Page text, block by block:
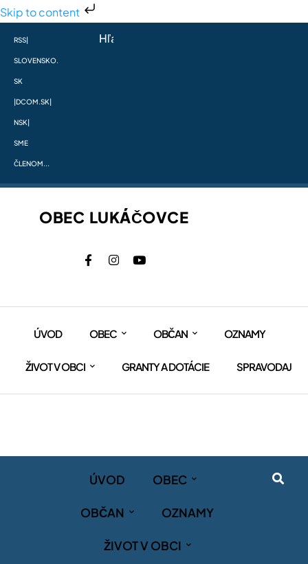
Skip to content
RSS|
SLOVENSKO.
SK
|DCOM.SK|
NSK|
SME
ČLENOM...
OBEC LUKÁČOVCE
ÚVOD OBEC OBČAN OZNAMY
ŽIVOT V OBCI GRANTY A DOTÁCIE SPRAVODAJ
ÚVOD OBEC
OBČAN OZNAMY
ŽIVOT V OBCI